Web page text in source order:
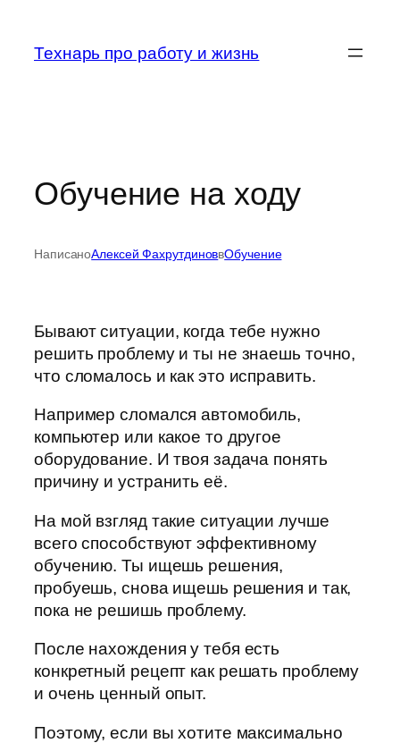
содержимому
Технарь про работу и жизнь
Обучение на ходу
НаписаноАлексей ФахрутдиноввОбучение
Бывают ситуации, когда тебе нужно
решить проблему и ты не знаешь точно,
что сломалось и как это исправить.
Например сломался автомобиль,
компьютер или какое то другое
оборудование. И твоя задача понять
причину и устранить её.
На мой взгляд такие ситуации лучше
всего способствуют эффективному
обучению. Ты ищешь решения,
пробуешь, снова ищешь решения и так,
пока не решишь проблему.
После нахождения у тебя есть
конкретный рецепт как решать проблему
и очень ценный опыт.
Поэтому, если вы хотите максимально